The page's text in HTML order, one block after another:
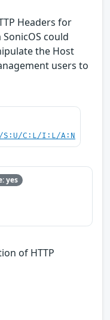
Headers for
could
the Host
users to
S:U/C:L/I:L/A:N
yes
of HTTP